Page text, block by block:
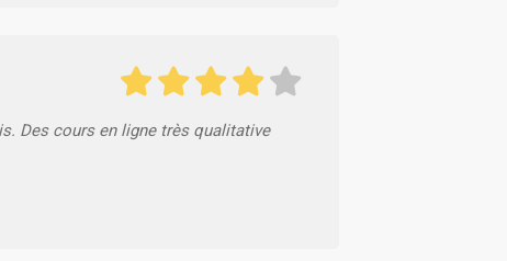
Des cours en ligne très qualitative